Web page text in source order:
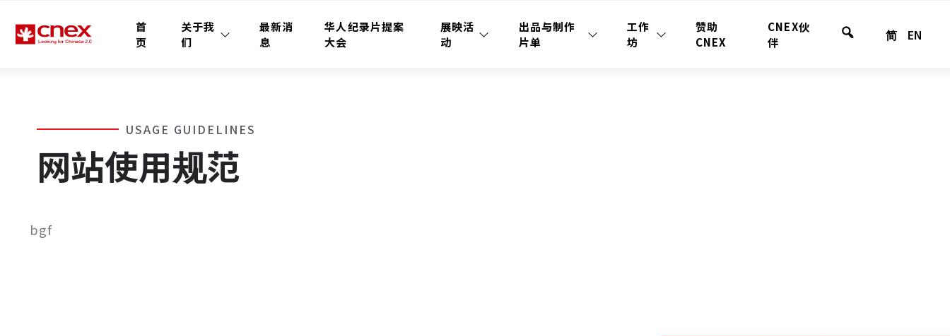
首
页
关于我
们
最新消
息
华人纪录片提案
大会
展映活
动
出品与制作
片单
工作
坊
赞助
CNEX
CNEX伙
伴
站
简 EN
USAGE GUIDELINES
网站使用规范
bgf